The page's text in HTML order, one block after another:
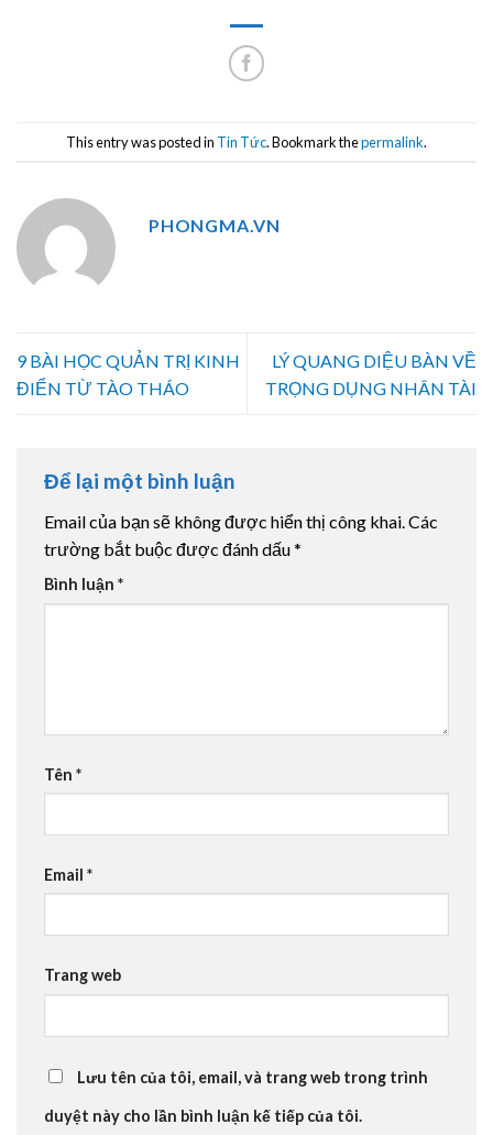
This entry was posted in Tin Tức. Bookmark thepermalink.
PHONGMA.VN
9 BÀI HỌC QUẢN TRỊ KINH
ĐIỂN TỪ TÀO THÁO
LÝ QUANG DIỆU BÀN VỀ
TRỌNG DỤNG NHÂN TÀI
Để lại một bình luận
Email của bạn sẽ không được hiển thị công khai.Các
trường bắt buộc được đánh dấu*
Bình luận *
Tên *
Email *
Trang web
Lưu tên của tôi, email, và trang web trong trình
duyệt này cho lần bình luận kế tiếp của tôi.